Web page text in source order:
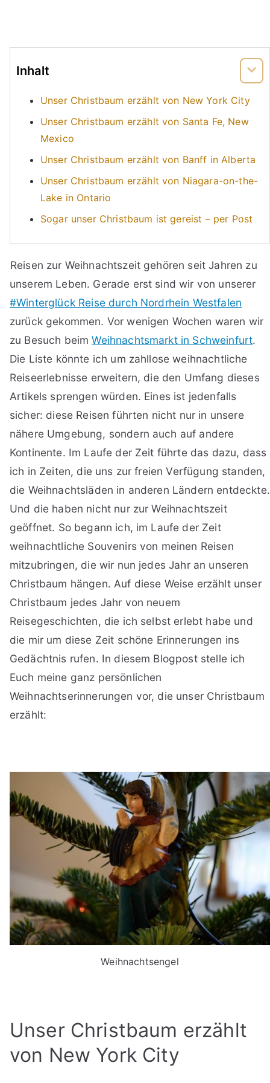
Inhalt
Unser Christbaum erzählt von New York City
Unser Christbaum erzählt von Santa Fe, New
Mexico
Unser Christbaum erzählt von Banff in Alberta
Unser Christbaum erzählt von Niagara-on-the-
Lake in Ontario
Sogar unser Christbaum ist gereist – per Post
Reisen zur Weihnachtszeit gehören seit Jahren zu
unserem Leben. Gerade erst sind wir von unserer
#Winterglück Reise durch Nordrhein Westfalen
zurück gekommen. Vor wenigen Wochen waren wir
zu Besuch beimWeihnachtsmarkt in Schweinfurt.
Die Liste könnte ich um zahllose weihnachtliche
Reiseerlebnisse erweitern, die den Umfang dieses
Artikels sprengen würden. Eines ist jedenfalls
sicher: diese Reisen führten nicht nur in unsere
nähere Umgebung, sondern auch auf andere
Kontinente. Im Laufe der Zeit führte das dazu, dass
ich in Zeiten, die uns zur freien Verfügung standen,
die Weihnachtsläden in anderen Ländern entdeckte.
Und die haben nicht nur zur Weihnachtszeit
geöffnet. So begann ich, im Laufe der Zeit
weihnachtliche Souvenirs von meinen Reisen
mitzubringen, die wir nun jedes Jahr an unseren
Christbaum hängen. Auf diese Weise erzählt unser
Christbaum jedes Jahr von neuem
Reisegeschichten, die ich selbst erlebt habe und
die mir um diese Zeit schöne Erinnerungen ins
Gedächtnis rufen. In diesem Blogpost stelle ich
Euch meine ganz persönlichen
Weihnachtserinnerungen vor, die unser Christbaum
erzählt:
Weihnachtsengel
Unser Christbaum erzählt
von New York City